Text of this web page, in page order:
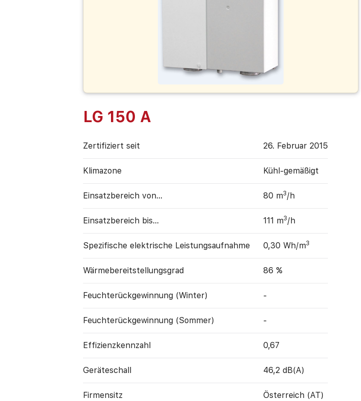
LG 150 A
Zertifiziert seit 26. Februar 2015
Klimazone Kühl-gemäßigt
Einsatzbereich von... 80 m3/h
Einsatzbereich bis... 111 m3/h
Spezifische elektrische Leistungs­aufnahme 0,30 Wh/m3
Wärme­bereitstellungs­grad 86 %
Feuchte­rück­gewinnung (Winter) -
Feuchte­rück­gewinnung (Sommer) -
Effizienzkennzahl 0,67
Geräte­schall 46,2 dB(A)
Firmensitz Österreich (AT)